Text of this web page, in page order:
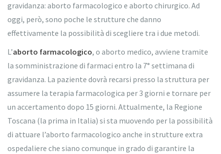
gravidanza: aborto farmacologico e aborto chirurgico. Ad
oggi, però, sono poche le strutture che danno
effettivamente la possibilità di scegliere tra i due metodi.
L’aborto farmacologico, o aborto medico, avviene tramite
la somministrazione di farmaci entro la 7° settimana di
gravidanza. La paziente dovrà recarsi presso la struttura per
assumere la terapia farmacologica per 3 giorni e tornare per
un accertamento dopo 15 giorni. Attualmente, la Regione
Toscana (la prima in Italia) si sta muovendo per la possibilità
di attuare l’aborto farmacologico anche in strutture extra
ospedaliere che siano comunque in grado di garantire la